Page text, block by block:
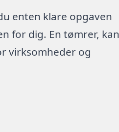
enten klare opgaven
for dig. En tømrer,
virksomheder og